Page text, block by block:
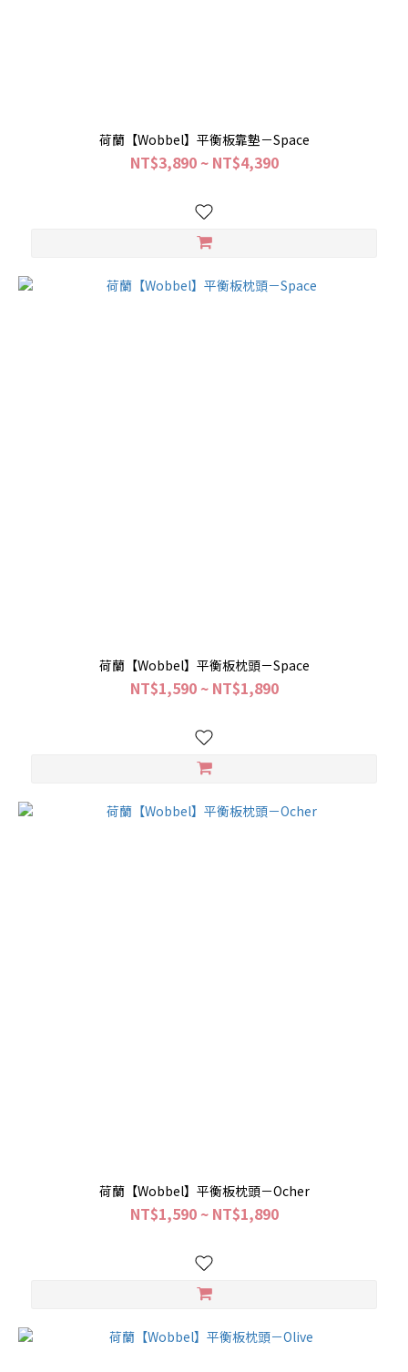
荷蘭【Wobbel】平衡板靠墊－Space
NT$3,890 ~ NT$4,390
荷蘭【Wobbel】平衡板枕頭－Space
NT$1,590 ~ NT$1,890
荷蘭【Wobbel】平衡板枕頭－Ocher
NT$1,590 ~ NT$1,890